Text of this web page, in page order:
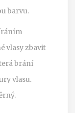
barvu.
vlasy zbavit
brání
vlasu.